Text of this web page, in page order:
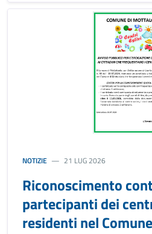
NOTIZIE 21 LUG 2026
Riconoscimento
partecipanti dei
residenti nel